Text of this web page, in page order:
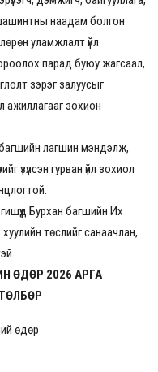
наадам болгон
уламжлалт үйл
парад буюу жагсаал,
зэрэг залуусыг
ажиллагааг зохион
лагшин мэндэлж,
үзүүлсэн гурван үйл зохиол
Бурхан багшийн Их
төслийг санаачлан,
ӨДӨР 2026 АРГА
өдөр